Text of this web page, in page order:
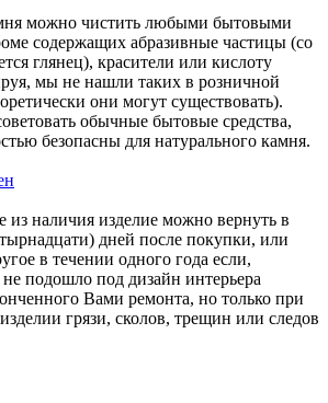
можно чистить любыми бытовыми
содержащих абразивные частицы (со
глянец), красители или кислоту
мы не нашли таких в розничной
они могут существовать).
обычные бытовые средства,
безопасны для натурального камня.
из наличия изделие можно вернуть в
дней после покупки, или
в течении одного года если,
подошло под дизайн интерьера
Вами ремонта, но только при
грязи, сколов, трещин или следов